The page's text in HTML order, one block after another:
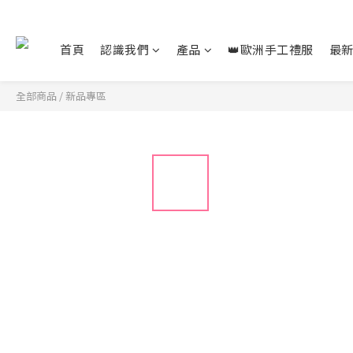
首頁 認識我們 產品 👑歐洲手工禮服 最
全部商品 /新品專區